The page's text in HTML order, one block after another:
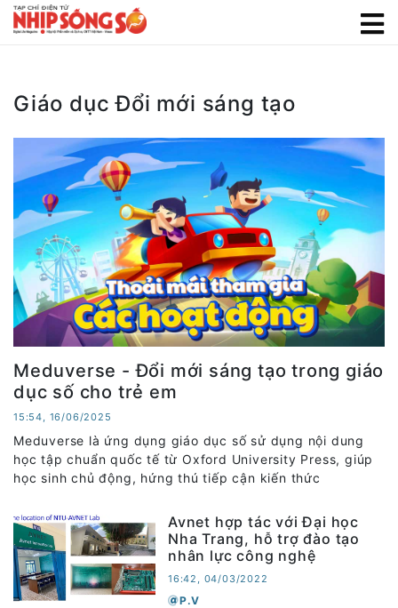
Giáo dục Đổi mới sáng tạo
Meduverse - Đổi mới sáng tạo trong giáo
dục số cho trẻ em
15:54, 16/06/2025
Meduverse là ứng dụng giáo dục số sử dụng nội dung
học tập chuẩn quốc tế từ Oxford University Press, giúp
học sinh chủ động, hứng thú tiếp cận kiến thức
Avnet hợp tác với Đại học
Nha Trang, hỗ trợ đào tạo
nhân lực công nghệ
16:42, 04/03/2022
P.V